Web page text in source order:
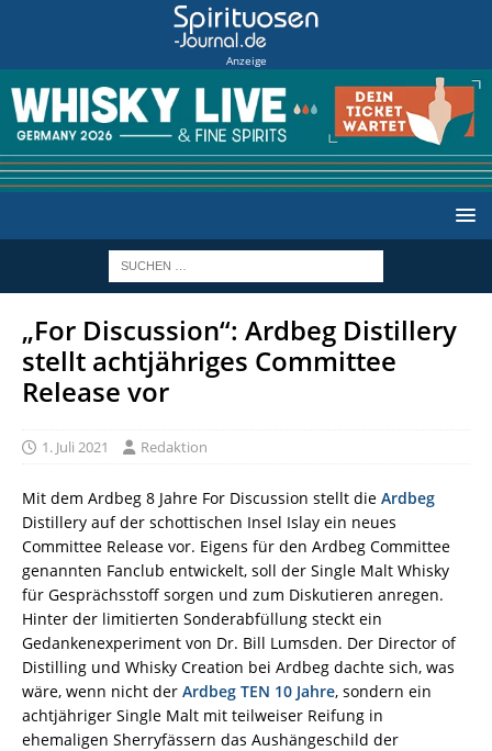
Anzeige
„For Discussion“: Ardbeg Distillery
stellt achtjähriges Committee
Release vor
1. Juli 2021 Redaktion
Mit dem Ardbeg 8 Jahre For Discussion stellt die Ardbeg
Distillery auf der schottischen Insel Islay ein neues
Committee Release vor. Eigens für den Ardbeg Committee
genannten Fanclub entwickelt, soll der Single Malt Whisky
für Gesprächsstoff sorgen und zum Diskutieren anregen.
Hinter der limitierten Sonderabfüllung steckt ein
Gedankenexperiment von Dr. Bill Lumsden. Der Director of
Distilling und Whisky Creation bei Ardbeg dachte sich, was
wäre, wenn nicht der Ardbeg TEN 10 Jahre, sondern ein
achtjähriger Single Malt mit teilweiser Reifung in
ehemaligen Sherryfässern das Aushängeschild der